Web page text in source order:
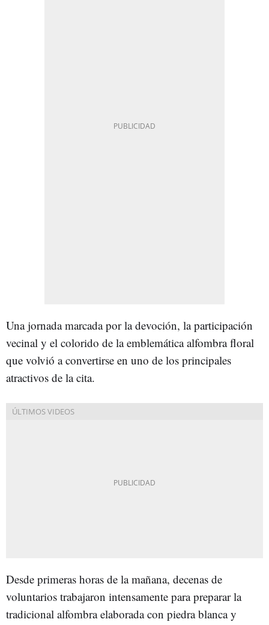
Una jornada marcada por la devoción, la participación
vecinal y el colorido de la emblemática alfombra floral
que volvió a convertirse en uno de los principales
atractivos de la cita.
Desde primeras horas de la mañana, decenas de
voluntarios trabajaron intensamente para preparar la
tradicional alfombra elaborada con piedra blanca y